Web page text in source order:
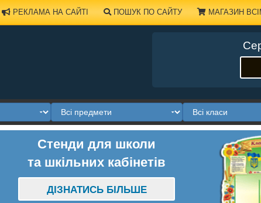
РЕКЛАМА НА САЙТІ ПОШУК ПО САЙТУ МАГАЗИН
Стенди для школи
та шкільних кабінетів
ДІЗНАТИСЬ БІЛЬШЕ